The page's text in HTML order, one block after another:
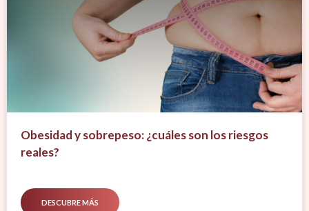
Obesidad y sobrepeso: ¿cuáles son los riesgos
reales?
DESCUBRE MÁS